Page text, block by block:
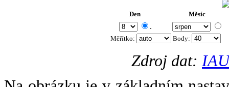
Den Měsíc
.
Měřítko: Body:
Zdroj dat: